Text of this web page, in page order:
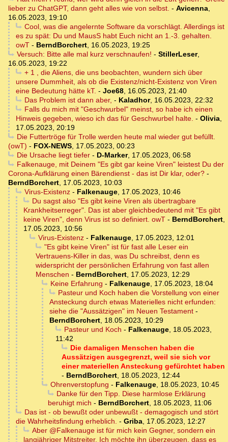
lieber zu ChatGPT, dann geht alles wie von selbst. - Avicenna,
16.05.2023, 19:10
Cool, was die angelernte Software da vorschlägt. Allerdings ist
es zu spät: Du und MausS habt Euch nicht an 1.-3. gehalten.
owT - BerndBorchert, 16.05.2023, 19:25
Versuch: Bitte alle mal kurz verschnaufen! - StillerLeser,
16.05.2023, 19:22
+ 1 , die Aliens, die uns beobachten, wundern sich über
unsere Dummheit, als ob die Existenz/nicht-Existenz von Viren
eine Bedeutung hätte kT. - Joe68, 16.05.2023, 21:40
Das Problem ist dann aber, - Kaladhor, 16.05.2023, 22:32
Falls du mich mit "Geschwurbel" meinst, so habe ich einen
Hinweis gegeben, wieso ich das für Geschwurbel halte. - Olivia,
17.05.2023, 20:19
Die Futtertröge für Trolle werden heute mal wieder gut befüllt.
(owT) - FOX-NEWS, 17.05.2023, 00:23
Die Ursache liegt tiefer- D-Marker, 17.05.2023, 06:58
Falkenauge, mit Deinem "Es gibt gar keine Viren" leistest Du der
Corona-Aufklärung einen Bärendienst - das ist Dir klar, oder? -
BerndBorchert, 17.05.2023, 10:03
Virus-Existenz- Falkenauge, 17.05.2023, 10:46
Du sagst also "Es gibt keine Viren als übertragbare
Krankheitserreger". Das ist aber gleichbedeutend mit "Es gibt
keine Viren", denn Virus ist so definiert. owT - BerndBorchert,
17.05.2023, 10:56
Virus-Existenz- Falkenauge, 17.05.2023, 12:01
"Es gibt keine Viren" ist für fast alle Leser ein
Vertrauens-Killer in das, was Du schreibst, denn es
widerspricht der persönlichen Erfahrung von fast allen
Menschen - BerndBorchert, 17.05.2023, 12:29
Keine Erfahrung - Falkenauge, 17.05.2023, 18:04
Pasteur und Koch haben die Vorstellung von einer
Ansteckung durch etwas Materielles nicht erfunden:
siehe die "Aussätzigen" im Neuen Testament -
BerndBorchert, 18.05.2023, 10:29
Pasteur und Koch - Falkenauge, 18.05.2023,
11:42
Die damaligen Menschen haben die
Aussätzigen ausgegrenzt, weil sie sich vor
einer materiellen Ansteckung gefürchtet haben
- BerndBorchert, 18.05.2023, 12:44
Ohrenverstopfung - Falkenauge, 18.05.2023, 10:45
Danke für den Tipp. Diese harmlose Erklärung
beruhigt mich - BerndBorchert, 18.05.2023, 11:06
Das ist - ob bewußt oder unbewußt - demagogisch und stört
die Wahrheitsfindung erheblich. - Griba, 17.05.2023, 12:27
Aber @Falkenauge ist für mich kein Gegner, sondern ein
langjähriger Mitstreiter. Ich möchte ihn überzeugen, dass es